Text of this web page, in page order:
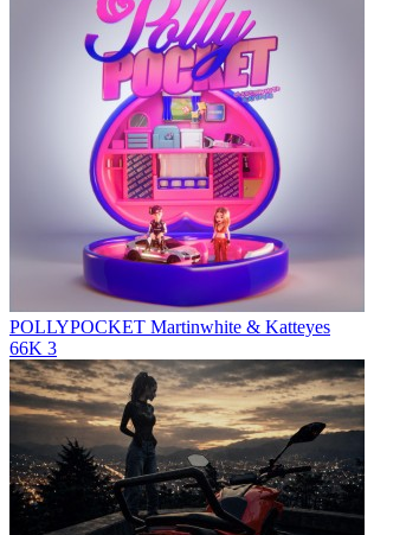
POLLYPOCKET Martinwhite & Katteyes
66K 3